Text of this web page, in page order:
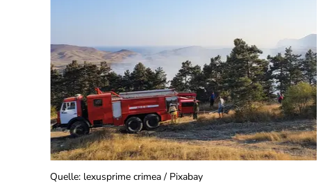
Quelle: lexusprime crimea / Pixabay